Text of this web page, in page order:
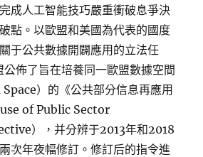
成人工智能技巧嚴重衝破息爭決
點。以歐盟和美國為代表的國度
于公共數據開闢應用的立法任
佈了旨在培養同一歐盟數據空間
）的《公共部分信息再應用
of Public Sector
），并分辨于2013年和2018
次年夜幅修訂。修訂后的指令進